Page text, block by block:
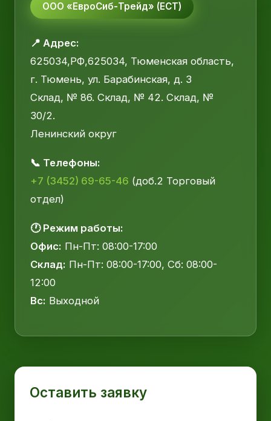
ООО «ЕвроСиб-Трейд» (ЕСТ)
📍 Адрес:
625034,РФ,625034, Тюменская область,
г. Тюмень, ул. Барабинская, д. 3
Склад, № 86. Склад, № 42. Склад, №
30/2.
Ленинский округ
📞 Телефоны:
+7 (3452) 69-65-46 (доб.2 Торговый
отдел)
🕐 Режим работы:
Офис: Пн-Пт: 08:00-17:00
Склад: Пн-Пт: 08:00-17:00, Сб: 08:00-
12:00
Вс: Выходной
Оставить заявку